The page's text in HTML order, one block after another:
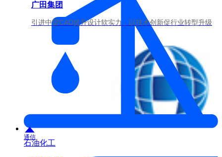
石油化工
广田集团
引进中望CAD提升设计软实力，以技术创新促行业转型升级
通信